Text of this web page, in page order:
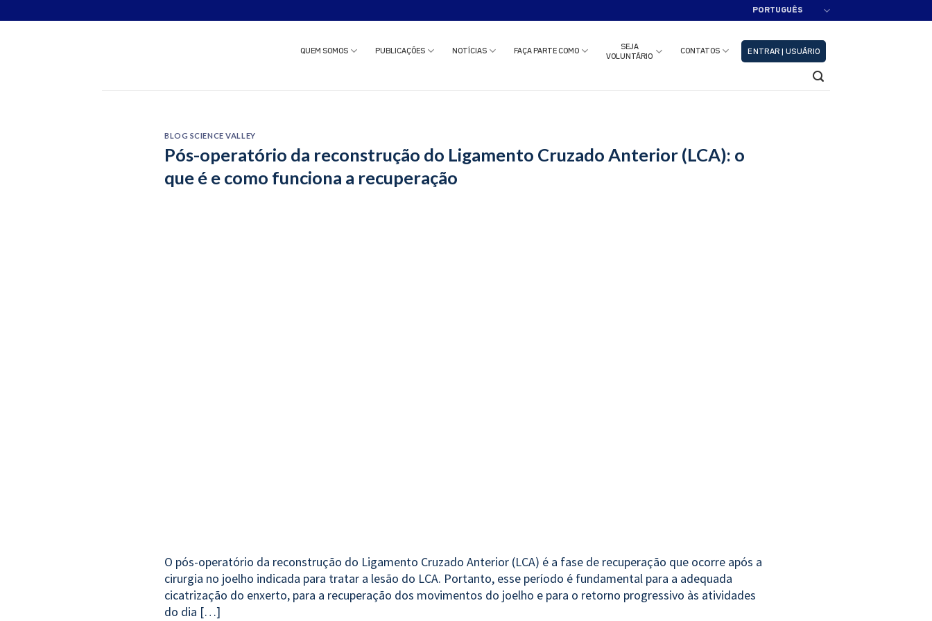
PORTUGUÊS
QUEM SOMOS PUBLICAÇÕES NOTÍCIAS FAÇA PARTE COMO
SEJA
VOLUNTÁRIO
CONTATOS ENTRAR | USUÁRIO
BLOG SCIENCE VALLEY
Pós-operatório da reconstrução do Ligamento Cruzado Anterior (LCA): o
que é e como funciona a recuperação
O pós-operatório da reconstrução do Ligamento Cruzado Anterior (LCA) é a fase de recuperação que ocorre após a
cirurgia no joelho indicada para tratar a lesão do LCA. Portanto, esse período é fundamental para a adequada
cicatrização do enxerto, para a recuperação dos movimentos do joelho e para o retorno progressivo às atividades
do dia […]
Quer patrocinar um novo estudo clínico ou solicitar uma reunião com nossa equipe?Clique aquie cadastre-se!! Fechar